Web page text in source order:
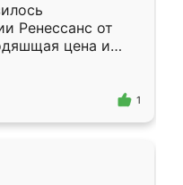
Ренессанс от
цена и
Приехавший
самый
1